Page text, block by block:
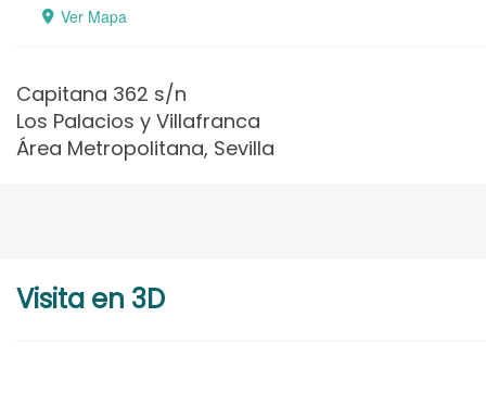
Ver Mapa
Capitana 362 s/n
Los Palacios y Villafranca
Área Metropolitana, Sevilla
Visita en 3D